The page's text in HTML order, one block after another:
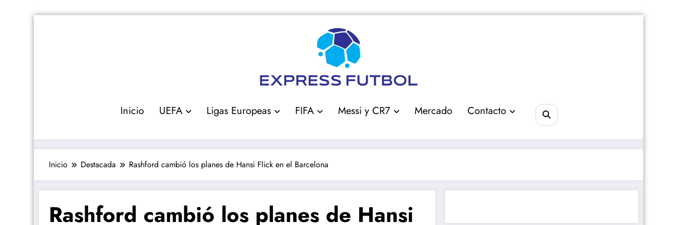
Inicio UEFA Ligas Europeas FIFA Messi y CR7 Mercado Contacto
Inicio Destacada Rashford cambió los planes de Hansi Flick en el Barcelona
Rashford cambió los planes de Hansi